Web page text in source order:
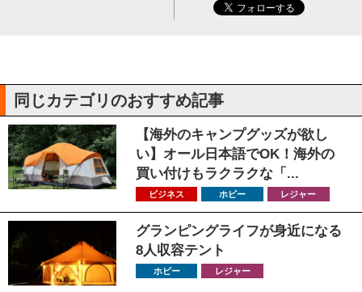
同じカテゴリのおすすめ記事
【海外のキャンプグッズが欲し
い】オール日本語でOK！海外の
買い付けもラクラクな「...
ビジネス ホビー レジャー
グランピングライフが身近になる
8人収容テント
ホビー レジャー